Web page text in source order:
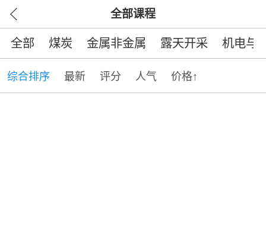
全部课程
全部 煤炭 金属非金属 露天开采 机电与
综合排序 最新 评分 人气 价格↑